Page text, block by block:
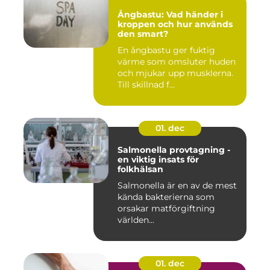
Ångbastu: Vad händer i
kroppen och hur används
den smart?
En ångbastu ger fuktig
värme som omsluter huden
och mjukar upp musklerna.
Till skillnad f...
01. dec
Salmonella provtagning -
en viktig insats för
folkhälsan
Salmonella är en av de mest
kända bakterierna som
orsakar matförgiftning
världen...
01. dec